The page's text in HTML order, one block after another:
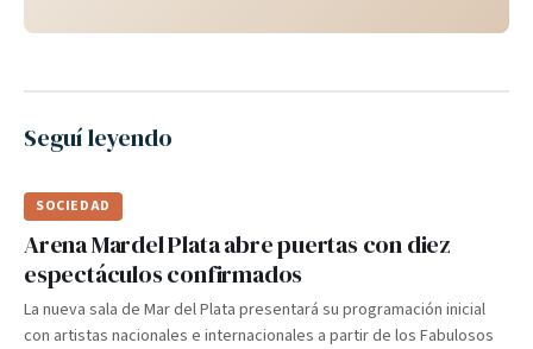
Seguí leyendo
SOCIEDAD
Arena Mardel Plata abre puertas con diez
espectáculos confirmados
La nueva sala de Mar del Plata presentará su programación inicial
con artistas nacionales e internacionales a partir de los Fabulosos